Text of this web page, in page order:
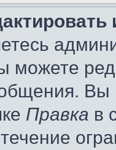
можете
Вы
Правка в